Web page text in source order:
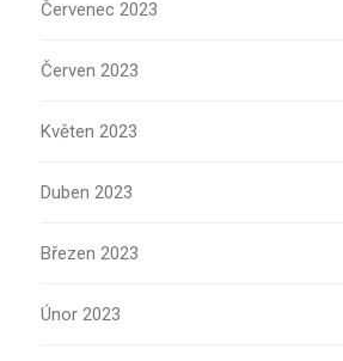
Červenec 2023
Červen 2023
Květen 2023
Duben 2023
Březen 2023
Únor 2023